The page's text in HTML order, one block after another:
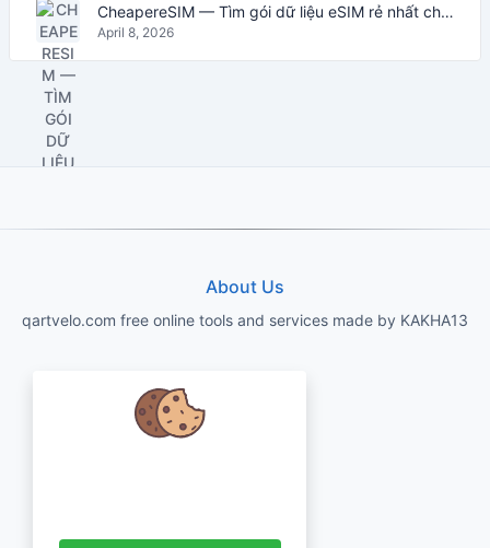
CheapereSIM — Tìm gói dữ liệu eSIM rẻ nhất cho du lịch năm 2026
April 8, 2026
About Us
qartvelo.com free online tools and services made by KAKHA13